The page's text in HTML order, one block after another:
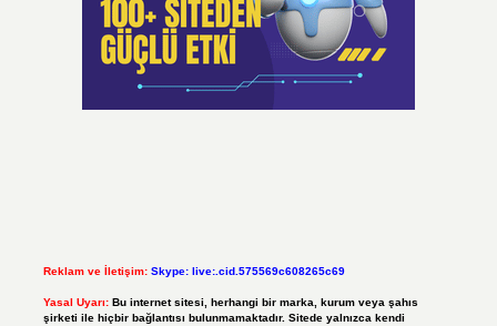
Reklam ve İletişim: Skype: live:.cid.575569c608265c69
Yasal Uyarı: Bu internet sitesi, herhangi bir marka, kurum veya şahıs
şirketi ile hiçbir bağlantısı bulunmamaktadır. Sitede yalnızca kendi